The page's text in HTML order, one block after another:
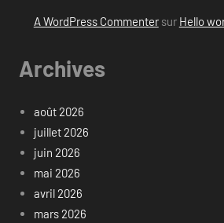
A WordPress Commentersur Hello
Archives
août 2026
juillet 2026
juin 2026
mai 2026
avril 2026
mars 2026